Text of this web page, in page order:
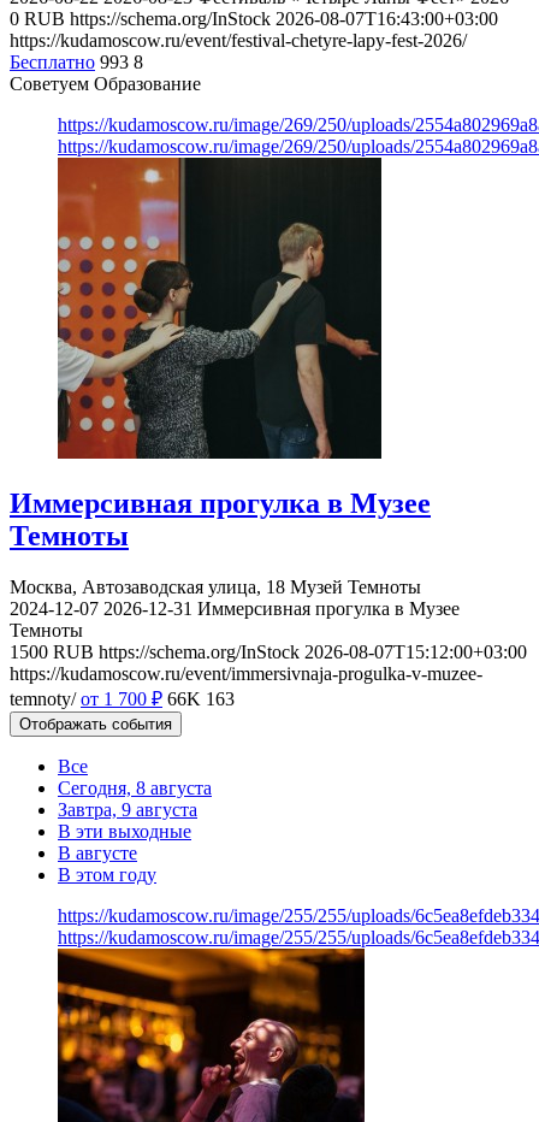
0 RUB https://schema.org/InStock 2026-08-07T16:43:00+03:00
https://kudamoscow.ru/event/festival-chetyre-lapy-fest-2026/
Бесплатно 993 8
Советуем Образование
https://kudamoscow.ru/image/269/250/uploads/
https://kudamoscow.ru/image/269/250/uploads/
Иммерсивная прогулка в Музее
Темноты
Москва, Автозаводская улица, 18 Музей Темноты
2024-12-07 2026-12-31 Иммерсивная прогулка в Музее
Темноты
1500 RUB https://schema.org/InStock 2026-08-07T15:12:00+03:00
https://kudamoscow.ru/event/immersivnaja-progulka-v-muzee-
temnoty/ от 1 700 ₽ 66K 163
Отображать события
Все
Сегодня, 8 августа
Завтра, 9 августа
В эти выходные
В августе
В этом году
https://kudamoscow.ru/image/255/255/uploads/
https://kudamoscow.ru/image/255/255/uploads/